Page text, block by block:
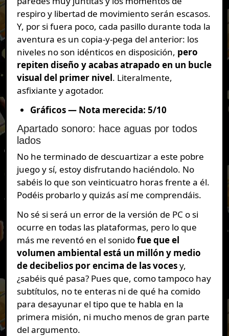
respiro y libertad de movimiento serán escasos.
Y, por si fuera poco, cada pasillo durante toda la
aventura es un copia-y-pega del anterior: los
niveles no son idénticos en disposición, pero
repiten diseño y acabas atrapado en un bucle
visual del primer nivel. Literalmente,
asfixiante y agotador.
Gráficos — Nota merecida: 5/10
Apartado sonoro: hace aguas por todos
lados
No he terminado de descuartizar a este pobre
juego y sí, estoy disfrutando haciéndolo. No
sabéis lo que son veinticuatro horas frente a él.
Podéis probarlo y quizás así me comprendáis.
No sé si será un error de la versión de PC o si
ocurre en todas las plataformas, pero lo que
más me reventó en el sonidofue que el
volumen ambiental está un millón y medio
de decibelios por encima de las vocesy,
¿sabéis qué pasa? Pues que, como tampoco hay
subtítulos, no te enteras ni de qué ha comido
para desayunar el tipo que te habla en la
primera misión, ni mucho menos de gran parte
del argumento.